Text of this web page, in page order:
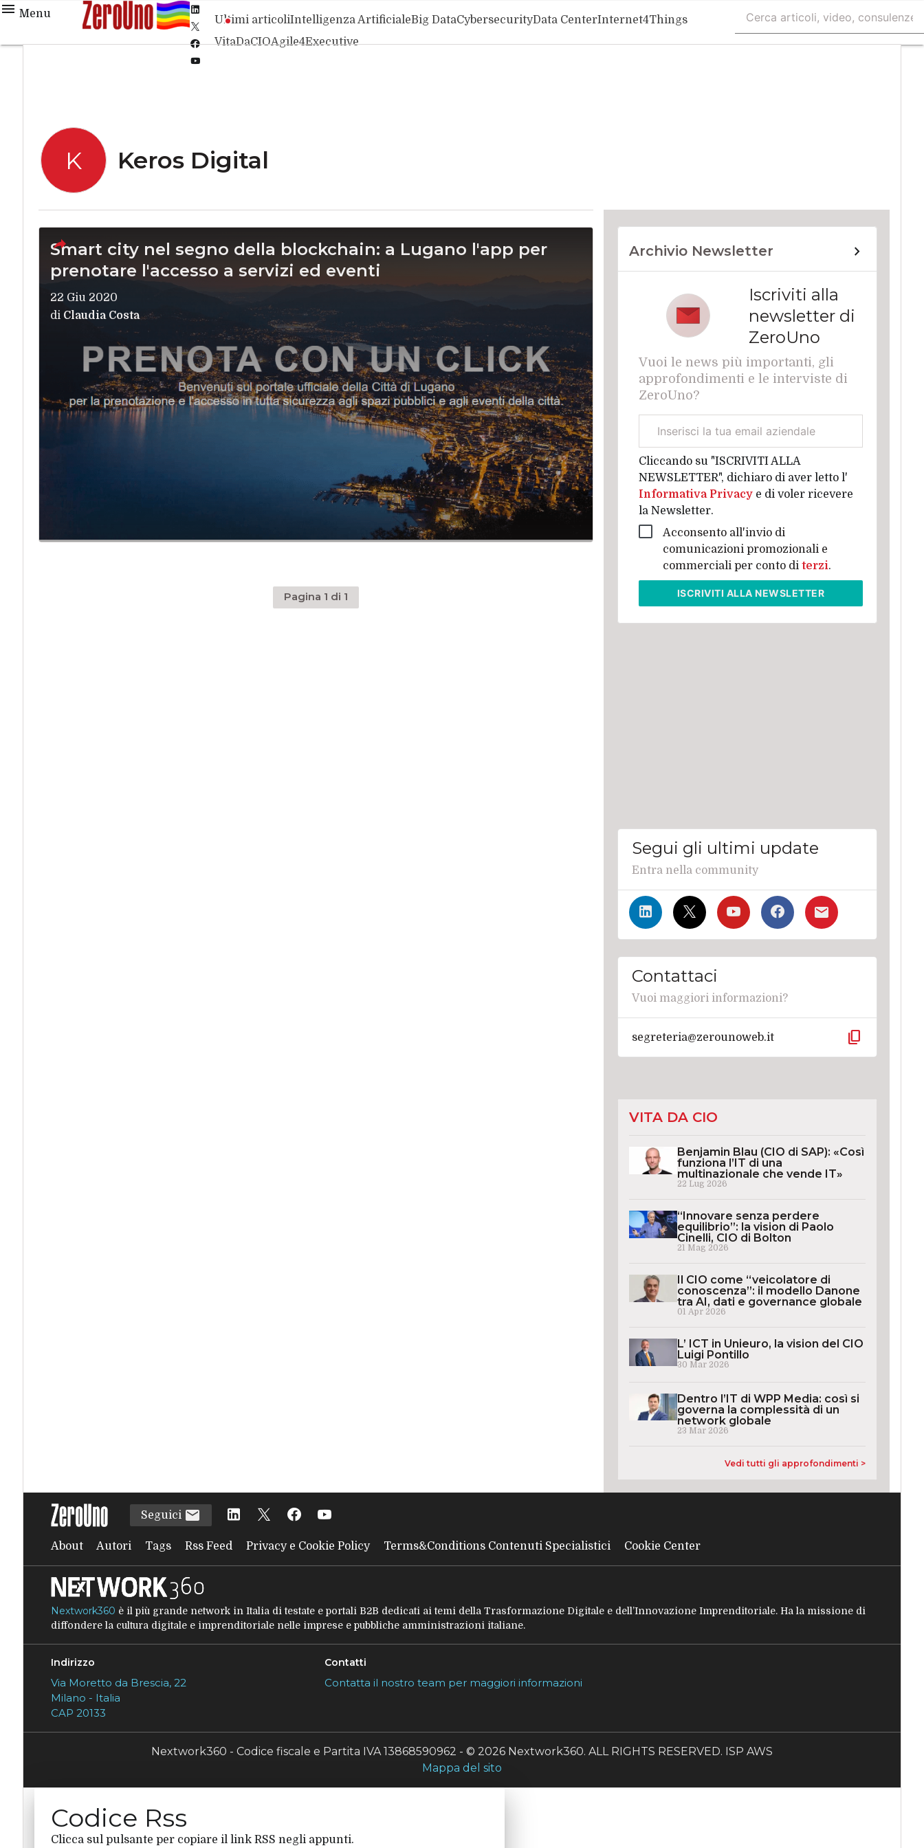
Menu
Twitter
Facebook
Ultimi articoliIntelligenza ArtificialeBig DataCybersecurityData CenterInternet4Things
VitaDaCIOAgile4Executive
K Keros Digital
Smart city nel segno della blockchain: a Lugano l'app per
prenotare l'accesso a servizi ed eventi
22 Giu 2020
di Claudia Costa
Pagina 1 di 1
Archivio Newsletter
Iscriviti alla
newsletter di
ZeroUno
Vuoi le news più importanti, gli
approfondimenti e le interviste di
ZeroUno?
aziendale
Cliccando su "ISCRIVITI ALLA
NEWSLETTER", dichiaro di aver letto l'
Informativa Privacy e di voler ricevere
la Newsletter.
Acconsento all'invio di
comunicazioni promozionali e
commerciali per conto di terzi.
ISCRIVITI ALLA NEWSLETTER
Segui gli ultimi update
Entra nella community
Contattaci
Vuoi maggiori informazioni?
segreteria@zerounoweb.it content_copy
VITA DA CIO
Benjamin Blau (CIO di SAP): «Così
funziona l’IT di una
multinazionale che vende IT»
22 Lug 2026
“Innovare senza perdere
equilibrio”: la vision di Paolo
Cinelli, CIO di Bolton
21 Mag 2026
Il CIO come “veicolatore di
conoscenza”: il modello Danone
tra AI, dati e governance globale
01 Apr 2026
L’ ICT in Unieuro, la vision del CIO
Luigi Pontillo
30 Mar 2026
Dentro l’IT di WPP Media: così si
governa la complessità di un
network globale
23 Mar 2026
Vedi tutti gli approfondimenti >
Seguici
About Autori Tags Rss Feed Privacy e Cookie Policy Terms&Conditions Contenuti Specialistici Cookie Center
Nextwork360 è il più grande network in Italia di testate e portali B2B dedicati ai temi della Trasformazione Digitale e dell’Innovazione Imprenditoriale. Ha la missione di
diffondere la cultura digitale e imprenditoriale nelle imprese e pubbliche amministrazioni italiane.
Indirizzo
Via Moretto da Brescia, 22
Milano - Italia
CAP 20133
Contatti
Contatta il nostro team per maggiori informazioni
Nextwork360 - Codice fiscale e Partita IVA 13868590962 - © 2026 Nextwork360. ALL RIGHTS RESERVED. ISP AWS
Mappa del sito
Codice Rss
Clicca sul pulsante per copiare il link RSS negli appunti.